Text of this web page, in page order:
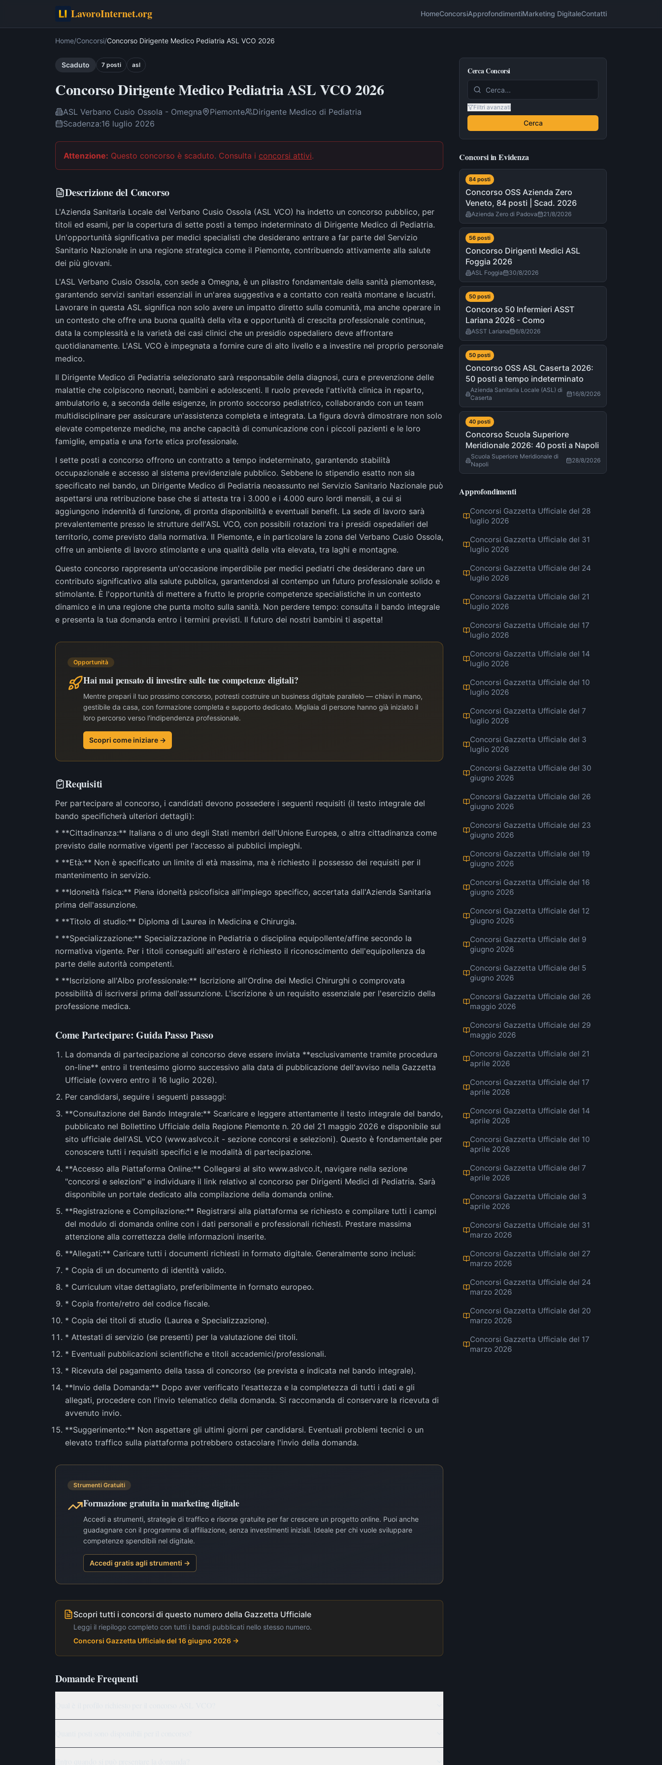
LavoroInternet.org HomeConcorsiApprofondimentiMarketing DigitaleContatti
Home/Concorsi/Concorso Dirigente Medico Pediatria ASL VCO 2026
Scaduto 7 posti asl
Concorso Dirigente Medico Pediatria ASL VCO 2026
ASL Verbano Cusio Ossola - Omegna Piemonte
Dirigente Medico di Pediatria
Scadenza:16 luglio 2026
Attenzione: Questo concorso è scaduto. Consulta i concorsi attivi.
Descrizione del Concorso
L'Azienda Sanitaria Locale del Verbano Cusio Ossola (ASL VCO) ha indetto un concorso pubblico, per
titoli ed esami, per la copertura di sette posti a tempo indeterminato di Dirigente Medico di Pediatria.
Un'opportunità significativa per medici specialisti che desiderano entrare a far parte del Servizio
Sanitario Nazionale in una regione strategica come il Piemonte, contribuendo attivamente alla salute
dei più giovani.
L'ASL Verbano Cusio Ossola, con sede a Omegna, è un pilastro fondamentale della sanità piemontese,
garantendo servizi sanitari essenziali in un'area suggestiva e a contatto con realtà montane e lacustri.
Lavorare in questa ASL significa non solo avere un impatto diretto sulla comunità, ma anche operare in
un contesto che offre una buona qualità della vita e opportunità di crescita professionale continue,
data la complessità e la varietà dei casi clinici che un presidio ospedaliero deve affrontare
quotidianamente. L'ASL VCO è impegnata a fornire cure di alto livello e a investire nel proprio personale
medico.
Il Dirigente Medico di Pediatria selezionato sarà responsabile della diagnosi, cura e prevenzione delle
malattie che colpiscono neonati, bambini e adolescenti. Il ruolo prevede l'attività clinica in reparto,
ambulatorio e, a seconda delle esigenze, in pronto soccorso pediatrico, collaborando con un team
multidisciplinare per assicurare un'assistenza completa e integrata. La figura dovrà dimostrare non solo
elevate competenze mediche, ma anche capacità di comunicazione con i piccoli pazienti e le loro
famiglie, empatia e una forte etica professionale.
I sette posti a concorso offrono un contratto a tempo indeterminato, garantendo stabilità
occupazionale e accesso al sistema previdenziale pubblico. Sebbene lo stipendio esatto non sia
specificato nel bando, un Dirigente Medico di Pediatria neoassunto nel Servizio Sanitario Nazionale può
aspettarsi una retribuzione base che si attesta tra i 3.000 e i 4.000 euro lordi mensili, a cui si
aggiungono indennità di funzione, di pronta disponibilità e eventuali benefit. La sede di lavoro sarà
prevalentemente presso le strutture dell'ASL VCO, con possibili rotazioni tra i presidi ospedalieri del
territorio, come previsto dalla normativa. Il Piemonte, e in particolare la zona del Verbano Cusio Ossola,
offre un ambiente di lavoro stimolante e una qualità della vita elevata, tra laghi e montagne.
Questo concorso rappresenta un'occasione imperdibile per medici pediatri che desiderano dare un
contributo significativo alla salute pubblica, garantendosi al contempo un futuro professionale solido e
stimolante. È l'opportunità di mettere a frutto le proprie competenze specialistiche in un contesto
dinamico e in una regione che punta molto sulla sanità. Non perdere tempo: consulta il bando integrale
e presenta la tua domanda entro i termini previsti. Il futuro dei nostri bambini ti aspetta!
Opportunità
Hai mai pensato di investire sulle tue competenze digitali?
Mentre prepari il tuo prossimo concorso, potresti costruire un business digitale parallelo — chiavi in mano,
gestibile da casa, con formazione completa e supporto dedicato. Migliaia di persone hanno già iniziato il
loro percorso verso l'indipendenza professionale.
Scopri come iniziare →
Requisiti
Per partecipare al concorso, i candidati devono possedere i seguenti requisiti (il testo integrale del
bando specificherà ulteriori dettagli):
* **Cittadinanza:** Italiana o di uno degli Stati membri dell'Unione Europea, o altra cittadinanza come
previsto dalle normative vigenti per l'accesso ai pubblici impieghi.
* **Età:** Non è specificato un limite di età massima, ma è richiesto il possesso dei requisiti per il
mantenimento in servizio.
* **Idoneità fisica:** Piena idoneità psicofisica all'impiego specifico, accertata dall'Azienda Sanitaria
prima dell'assunzione.
* **Titolo di studio:** Diploma di Laurea in Medicina e Chirurgia.
* **Specializzazione:** Specializzazione in Pediatria o disciplina equipollente/affine secondo la
normativa vigente. Per i titoli conseguiti all'estero è richiesto il riconoscimento dell'equipollenza da
parte delle autorità competenti.
* **Iscrizione all'Albo professionale:** Iscrizione all'Ordine dei Medici Chirurghi o comprovata
possibilità di iscriversi prima dell'assunzione. L'iscrizione è un requisito essenziale per l'esercizio della
professione medica.
Come Partecipare: Guida Passo Passo
La domanda di partecipazione al concorso deve essere inviata **esclusivamente tramite procedura
on-line** entro il trentesimo giorno successivo alla data di pubblicazione dell'avviso nella Gazzetta
Ufficiale (ovvero entro il 16 luglio 2026).
Per candidarsi, seguire i seguenti passaggi:
**Consultazione del Bando Integrale:** Scaricare e leggere attentamente il testo integrale del bando,
pubblicato nel Bollettino Ufficiale della Regione Piemonte n. 20 del 21 maggio 2026 e disponibile sul
sito ufficiale dell'ASL VCO (www.aslvco.it - sezione concorsi e selezioni). Questo è fondamentale per
conoscere tutti i requisiti specifici e le modalità di partecipazione.
**Accesso alla Piattaforma Online:** Collegarsi al sito www.aslvco.it, navigare nella sezione
"concorsi e selezioni" e individuare il link relativo al concorso per Dirigenti Medici di Pediatria. Sarà
disponibile un portale dedicato alla compilazione della domanda online.
**Registrazione e Compilazione:** Registrarsi alla piattaforma se richiesto e compilare tutti i campi
del modulo di domanda online con i dati personali e professionali richiesti. Prestare massima
attenzione alla correttezza delle informazioni inserite.
**Allegati:** Caricare tutti i documenti richiesti in formato digitale. Generalmente sono inclusi:
* Copia di un documento di identità valido.
* Curriculum vitae dettagliato, preferibilmente in formato europeo.
* Copia fronte/retro del codice fiscale.
* Copia dei titoli di studio (Laurea e Specializzazione).
* Attestati di servizio (se presenti) per la valutazione dei titoli.
* Eventuali pubblicazioni scientifiche e titoli accademici/professionali.
* Ricevuta del pagamento della tassa di concorso (se prevista e indicata nel bando integrale).
**Invio della Domanda:** Dopo aver verificato l'esattezza e la completezza di tutti i dati e gli
allegati, procedere con l'invio telematico della domanda. Si raccomanda di conservare la ricevuta di
avvenuto invio.
**Suggerimento:** Non aspettare gli ultimi giorni per candidarsi. Eventuali problemi tecnici o un
elevato traffico sulla piattaforma potrebbero ostacolare l'invio della domanda.
Strumenti Gratuiti
Formazione gratuita in marketing digitale
Accedi a strumenti, strategie di traffico e risorse gratuite per far crescere un progetto online. Puoi anche
guadagnare con il programma di affiliazione, senza investimenti iniziali. Ideale per chi vuole sviluppare
competenze spendibili nel digitale.
Accedi gratis agli strumenti →
Scopri tutti i concorsi di questo numero della Gazzetta Ufficiale
Leggi il riepilogo completo con tutti i bandi pubblicati nello stesso numero.
Concorsi Gazzetta Ufficiale del 16 giugno 2026 →
Domande Frequenti
Cerca Concorsi
Filtri avanzati
Cerca
Concorsi in Evidenza
84 posti
Concorso OSS Azienda Zero
Veneto, 84 posti | Scad. 2026
Azienda Zero di Padova 21/8/2026
56 posti
Concorso Dirigenti Medici ASL
Foggia 2026
ASL Foggia 30/8/2026
50 posti
Concorso 50 Infermieri ASST
Lariana 2026 - Como
ASST Lariana 6/8/2026
50 posti
Concorso OSS ASL Caserta 2026:
50 posti a tempo indeterminato
Azienda Sanitaria Locale (ASL) di
Caserta
16/8/2026
40 posti
Concorso Scuola Superiore
Meridionale 2026: 40 posti a Napoli
Scuola Superiore Meridionale di
Napoli
28/8/2026
Approfondimenti
Concorsi Gazzetta Ufficiale del 28
luglio 2026
Concorsi Gazzetta Ufficiale del 31
luglio 2026
Concorsi Gazzetta Ufficiale del 24
luglio 2026
Concorsi Gazzetta Ufficiale del 21
luglio 2026
Concorsi Gazzetta Ufficiale del 17
luglio 2026
Concorsi Gazzetta Ufficiale del 14
luglio 2026
Concorsi Gazzetta Ufficiale del 10
luglio 2026
Concorsi Gazzetta Ufficiale del 7
luglio 2026
Concorsi Gazzetta Ufficiale del 3
luglio 2026
Concorsi Gazzetta Ufficiale del 30
giugno 2026
Concorsi Gazzetta Ufficiale del 26
giugno 2026
Concorsi Gazzetta Ufficiale del 23
giugno 2026
Concorsi Gazzetta Ufficiale del 19
giugno 2026
Concorsi Gazzetta Ufficiale del 16
giugno 2026
Concorsi Gazzetta Ufficiale del 12
giugno 2026
Concorsi Gazzetta Ufficiale del 9
giugno 2026
Concorsi Gazzetta Ufficiale del 5
giugno 2026
Concorsi Gazzetta Ufficiale del 26
maggio 2026
Concorsi Gazzetta Ufficiale del 29
maggio 2026
Concorsi Gazzetta Ufficiale del 21
aprile 2026
Concorsi Gazzetta Ufficiale del 17
aprile 2026
Concorsi Gazzetta Ufficiale del 14
aprile 2026
Concorsi Gazzetta Ufficiale del 10
aprile 2026
Concorsi Gazzetta Ufficiale del 7
aprile 2026
Concorsi Gazzetta Ufficiale del 3
aprile 2026
Concorsi Gazzetta Ufficiale del 31
marzo 2026
Concorsi Gazzetta Ufficiale del 27
marzo 2026
Concorsi Gazzetta Ufficiale del 24
marzo 2026
Concorsi Gazzetta Ufficiale del 20
marzo 2026
Concorsi Gazzetta Ufficiale del 17
marzo 2026